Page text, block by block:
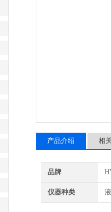
产品介绍 相
品牌
仪器种类